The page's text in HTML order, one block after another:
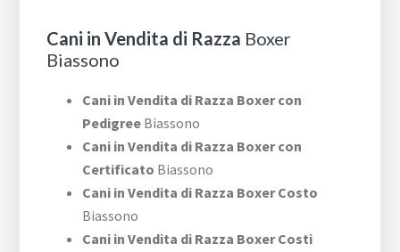
Cani in Vendita di Razza Boxer
Biassono
Cani in Vendita di Razza Boxer con
Pedigree Biassono
Cani in Vendita di Razza Boxer con
Certificato Biassono
Cani in Vendita di Razza Boxer Costo
Biassono
Cani in Vendita di Razza Boxer Costi